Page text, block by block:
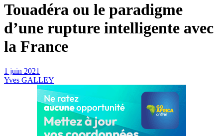
Touadéra ou le paradigme
d’une rupture intelligente avec
la France
1 juin 2021
Yves GALLEY